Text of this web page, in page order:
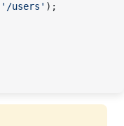
'/users' );